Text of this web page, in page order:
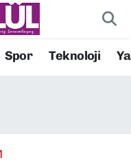
Spor Teknoloji
Fikstür